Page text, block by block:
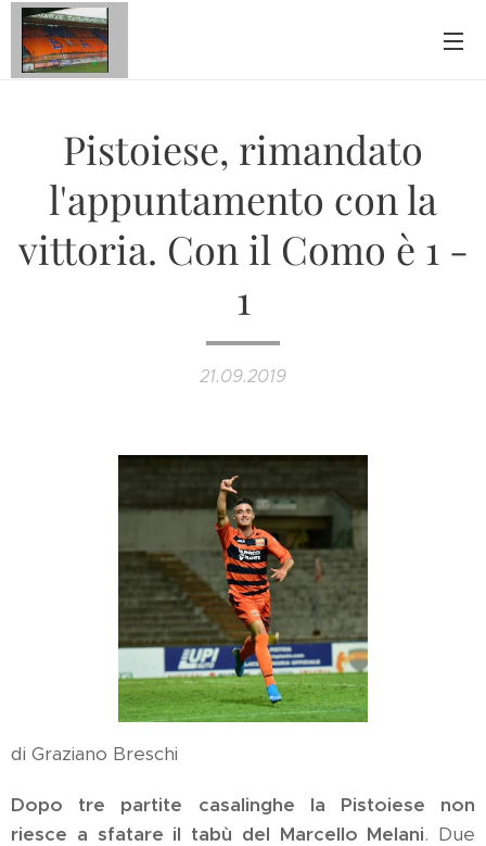
Pistoiese, rimandato
l'appuntamento con la
vittoria. Con il Como è 1 -
1
21.09.2019
di Graziano Breschi
Dopo tre partite casalinghe la Pistoiese non
riesce a sfatare il tabù del Marcello Melani. Due